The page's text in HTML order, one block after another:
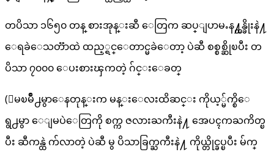
တပိသာ ၁၆၅၀ တန္ စားအုန္းဆီ ေတြက ဆပ္ျပာမႉန႔္တန္ခိုးနဲ႔
ေရခဲေသတၱာထဲ ထည့္ရင္ေတာင္မခဲေတာ့ ပဲဆီ စစ္စစ္ဆိုၿပီး တ
ပိသာ ၇၀၀၀ ေပးစားၾကတဲ့ ဂ်င္းေခတ္
(ေမၿမိဳ႕မွာေနတုန္းက မန္းေလးထိဆင္း ကိုယ့္မ်က္စိေ
ရွ႕မွာ ေျမပဲေတြကို စက္က ဇလားႀကီးနဲ႔ အေပၚကႀကိတ္ၿ
ပီး ဆီကန္ထဲ က်လာတဲ့ ပဲဆီ မွ ပိသာခြက္ႀကီးနဲ႔ ကိုယ္တိုင္ခပ္ၿပီး မ်က္